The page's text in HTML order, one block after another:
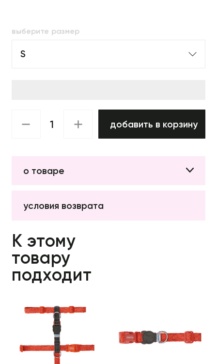
выберите размер
S
добавить в корзину
о товаре
условия возврата
К этому
товару
подходит